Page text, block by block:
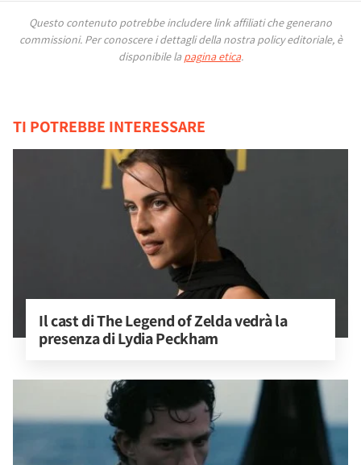
Questo contenuto potrebbe includere link affiliati che generano
commissioni. Per conoscere i dettagli della nostra policy editoriale, è
disponibile la pagina etica.
TI POTREBBE INTERESSARE
Il cast di The Legend of Zelda vedrà la
presenza di Lydia Peckham